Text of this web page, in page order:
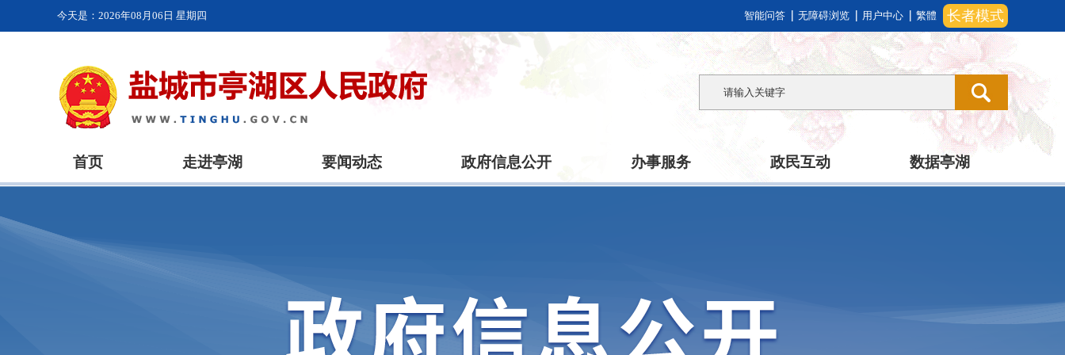
今天是： 2026年08月06日 星期四 智能问答 无障碍浏览 用户中心 繁體 长者模式
首页 走进亭湖 要闻动态 政府信息公开 办事服务 政民互动 数据亭湖